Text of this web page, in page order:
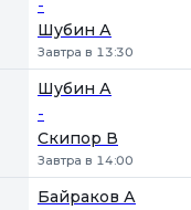
-
Шубин А
Завтра в 13:30
Шубин А
-
Скипор В
Завтра в 14:00
Байраков А